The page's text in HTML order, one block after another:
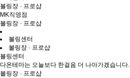
볼링장 · 프로샵
MK직영점
볼링장 · 프로샵
볼링센터
볼링장 · 프로샵
볼링센터
다온테마는 오늘보다 한걸음 더 나아가겠습니다.
볼링장 · 프로샵